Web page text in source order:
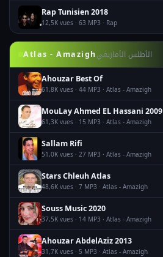
Rap Tunisien 2018
12,5K vues · 63 MP3 · Rap
Atlas - Amazighالأطلس الأمازيغي
Ahouzar Best Of
61,8K vues · 44 MP3 · Atlas - Amazigh
MouLay Ahmed EL Hassani 2009
61,3K vues · 15 MP3 · Atlas - Amazigh
Sallam Rifi
51,0K vues · 27 MP3 · Atlas - Amazigh
Stars Chleuh Atlas
48,6K vues · 7 MP3 · Atlas - Amazigh
Souss Music 2020
37,5K vues · 14 MP3 · Atlas - Amazigh
Ahouzar AbdelAziz 2013
31,7K vues · 5 MP3 · Atlas - Amazigh